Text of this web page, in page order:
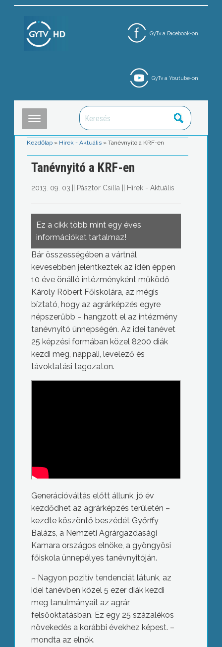
GyTv a Facebook-on
GyTv a Youtube-on
Kezdőlap » Hírek - Aktuális »Tanévnyitó a KRF-en
Tanévnyitó a KRF-en
2013. 09. 03. Pásztor Csilla Hírek - Aktuális
Ez a cikk több mint egy éves
információkat tartalmaz!
Bár összességében a vártnál
kevesebben jelentkeztek az idén éppen
10 éve önálló intézményként működő
Károly Róbert Főiskolára, az mégis
bíztató, hogy az agrárképzés egyre
népszerűbb – hangzott el az intézmény
tanévnyitó ünnepségén. Az idei tanévet
25 képzési formában közel 8200 diák
kezdi meg, nappali, levelező és
távoktatási tagozaton.
Generációváltás előtt állunk, jó év
kezdődhet az agrárképzés területén –
kezdte köszöntő beszédét Győrffy
Balázs, a Nemzeti Agrárgazdasági
Kamara országos elnöke, a gyöngyösi
főiskola ünnepélyes tanévnyitóján.
– Nagyon pozitív tendenciát látunk, az
idei tanévben közel 5 ezer diák kezdi
meg tanulmányait az agrár
felsőoktatásban. Ez egy 25 százalékos
növekedés a korábbi évekhez képest. –
mondta az elnök.